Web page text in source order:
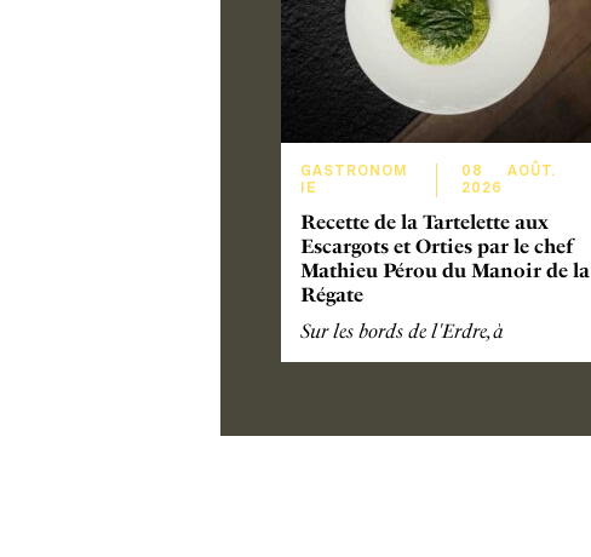
GASTRONOM
IE
08 AOÛT.
2026
Recette de la Tartelette aux
Escargots et Orties par le chef
Mathieu Pérou du Manoir de la
Régate
Sur les bords de l'Erdre, à